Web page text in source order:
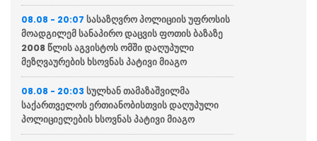
08.08 - 20:07 სასაზღვრო პოლიციის უფროსის
მოადგილემ სანაპირო დაცვის ფოთის ბაზაზე
2008 წლის აგვისტოს ომში დაღუპული
მეზღვაურების ხსოვნას პატივი მიაგო
08.08 - 20:03 სულხან თამაზაშვილმა
საქართველოს ერთიანობისთვის დაღუპული
პოლიციელების ხსოვნას პატივი მიაგო